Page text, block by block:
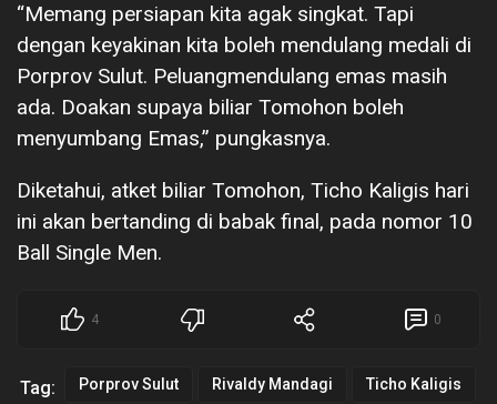
“Memang persiapan kita agak singkat. Tapi
dengan keyakinan kita boleh mendulang medali di
Porprov Sulut. Peluangmendulang emas masih
ada. Doakan supaya biliar Tomohon boleh
menyumbang Emas,” pungkasnya.
Diketahui, atket biliar Tomohon, Ticho Kaligis hari
ini akan bertanding di babak final, pada nomor 10
Ball Single Men.
4 0
Tag: Porprov Sulut Rivaldy Mandagi Ticho Kaligis